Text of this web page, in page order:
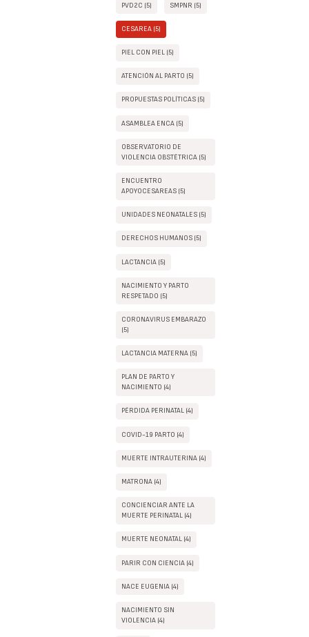
PVD2C (5) SMPNR (5)
CESAREA (5)
PIEL CON PIEL (5)
ATENCIÓN AL PARTO (5)
PROPUESTAS POLÍTICAS (5)
ASAMBLEA ENCA (5)
OBSERVATORIO DE
VIOLENCIA OBSTÉTRICA (5)
ENCUENTRO
APOYOCESAREAS (5)
UNIDADES NEONATALES (5)
DERECHOS HUMANOS (5)
LACTANCIA (5)
NACIMIENTO Y PARTO
RESPETADO (5)
CORONAVIRUS EMBARAZO
(5)
LACTANCIA MATERNA (5)
PLAN DE PARTO Y
NACIMIENTO (4)
PÉRDIDA PERINATAL (4)
COVID-19 PARTO (4)
MUERTE INTRAUTERINA (4)
MATRONA (4)
CONCIENCIAR ANTE LA
MUERTE PERINATAL (4)
MUERTE NEONATAL (4)
PARIR CON CIENCIA (4)
NACE EUGENIA (4)
NACIMIENTO SIN
VIOLENCIA (4)